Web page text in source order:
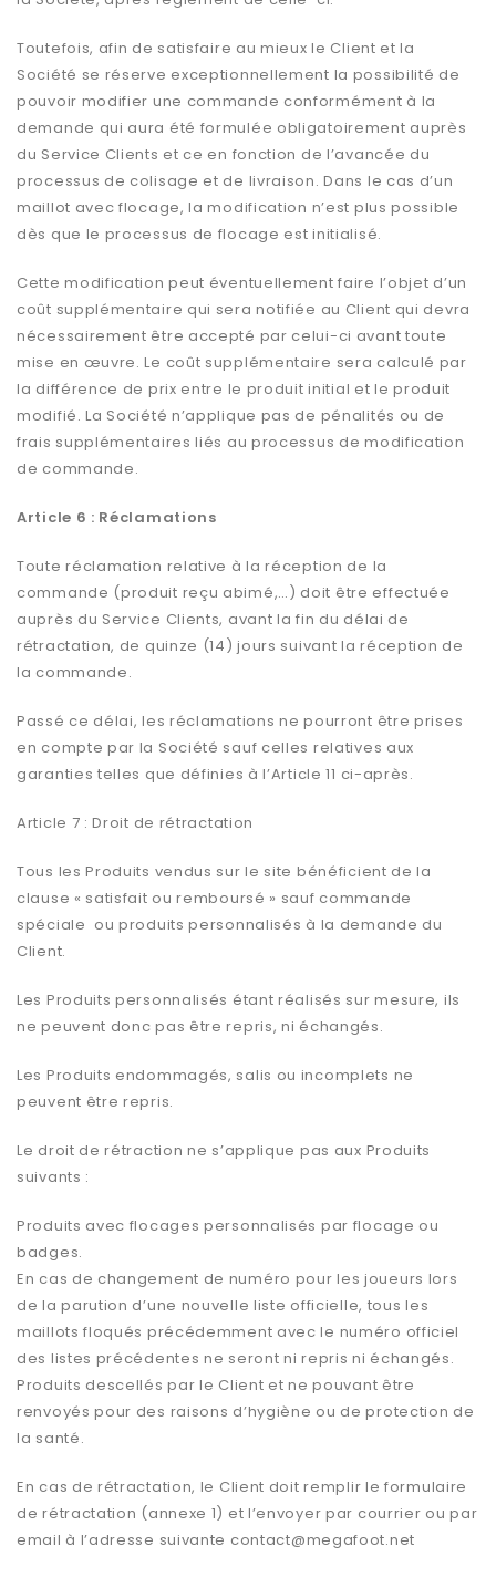
Toutefois, afin de satisfaire au mieux le Client et la
Société se réserve exceptionnellement la possibilité de
pouvoir modifier une commande conformément à la
demande qui aura été formulée obligatoirement auprès
du Service Clients et ce en fonction de l’avancée du
processus de colisage et de livraison. Dans le cas d’un
maillot avec flocage, la modification n’est plus possible
dès que le processus de flocage est initialisé.
Cette modification peut éventuellement faire l’objet d’un
coût supplémentaire qui sera notifiée au Client qui devra
nécessairement être accepté par celui-ci avant toute
mise en œuvre. Le coût supplémentaire sera calculé par
la différence de prix entre le produit initial et le produit
modifié. La Société n’applique pas de pénalités ou de
frais supplémentaires liés au processus de modification
de commande.
Article 6 : Réclamations
Toute réclamation relative à la réception de la
commande (produit reçu abimé,…) doit être effectuée
auprès du Service Clients, avant la fin du délai de
rétractation, de quinze (14) jours suivant la réception de
la commande.
Passé ce délai, les réclamations ne pourront être prises
en compte par la Société sauf celles relatives aux
garanties telles que définies à l’Article 11 ci-après.
Article 7 : Droit de rétractation
Tous les Produits vendus sur le site bénéficient de la
clause « satisfait ou remboursé » sauf commande
spéciale ou produits personnalisés à la demande du
Client.
Les Produits personnalisés étant réalisés sur mesure, ils
ne peuvent donc pas être repris, ni échangés.
Les Produits endommagés, salis ou incomplets ne
peuvent être repris.
Le droit de rétraction ne s’applique pas aux Produits
suivants :
Produits avec flocages personnalisés par flocage ou
badges.
En cas de changement de numéro pour les joueurs lors
de la parution d’une nouvelle liste officielle, tous les
maillots floqués précédemment avec le numéro officiel
des listes précédentes ne seront ni repris ni échangés.
Produits descellés par le Client et ne pouvant être
renvoyés pour des raisons d’hygiène ou de protection de
la santé.
En cas de rétractation, le Client doit remplir le formulaire
de rétractation (annexe 1) et l’envoyer par courrier ou par
email à l’adresse suivante contact@megafoot.net